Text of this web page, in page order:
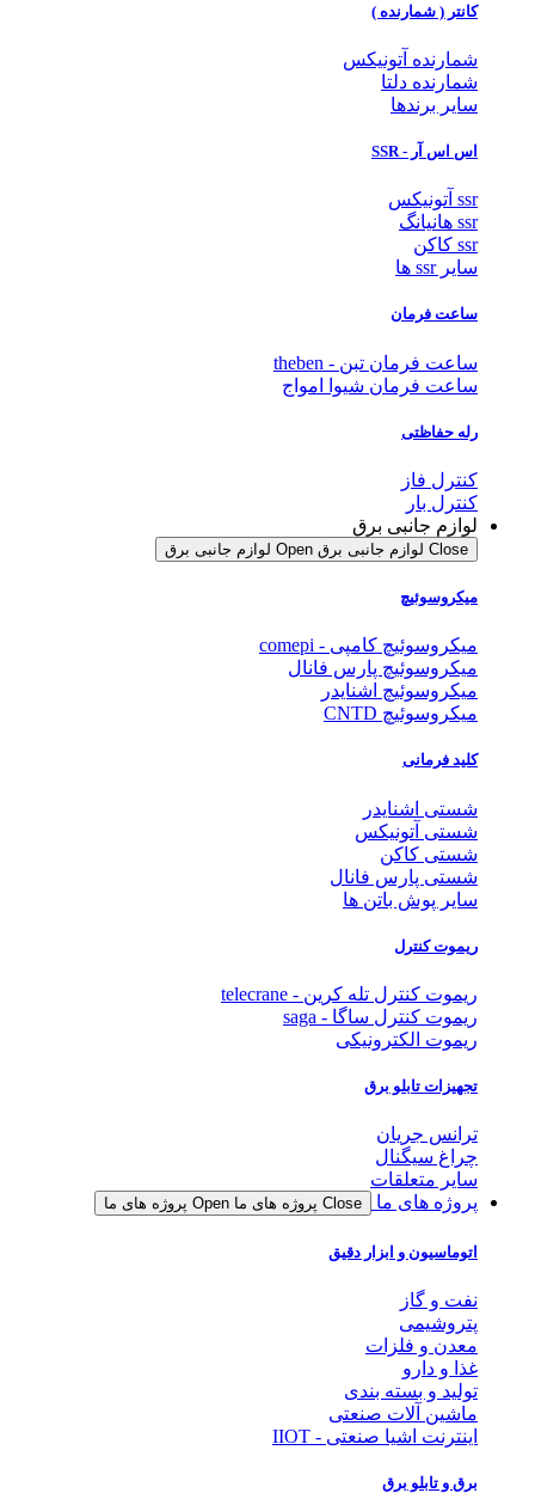
کانتر ( شمارنده )
شمارنده آتونیکس
شمارنده دلتا
سایر برندها
اس اس آر - SSR
ssr آتونیکس
ssr هانیانگ
ssr کاکن
سایر ssr ها
ساعت فرمان
ساعت فرمان تبن - theben
ساعت فرمان شیوا امواج
رله حفاظتی
کنترل فاز
کنترل بار
لوازم جانبی برق
Close لوازم جانبی برق Open لوازم جانبی برق
میکروسوئیچ
میکروسوئیچ کامپی - comepi
میکروسوئیچ پارس فانال
میکروسوئیچ اشنایدر
میکروسوئیچ CNTD
کلید فرمانی
شستی اشنایدر
شستی آتونیکس
شستی کاکن
شستی پارس فانال
سایر پوش باتن ها
ریموت کنترل
ریموت کنترل تله کرین - telecrane
ریموت کنترل ساگا - saga
ریموت الکترونیکی
تجهیزات تابلو برق
ترانس جریان
چراغ سیگنال
سایر متعلقات
پروژه های ما
Close پروژه های ما Open پروژه های ما
اتوماسیون و ابزار دقیق
نفت و گاز
پتروشیمی
معدن و فلزات
غذا و دارو
تولید و بسته بندی
ماشین آلات صنعتی
اینترنت اشیا صنعتی - IIOT
برق و تابلو برق